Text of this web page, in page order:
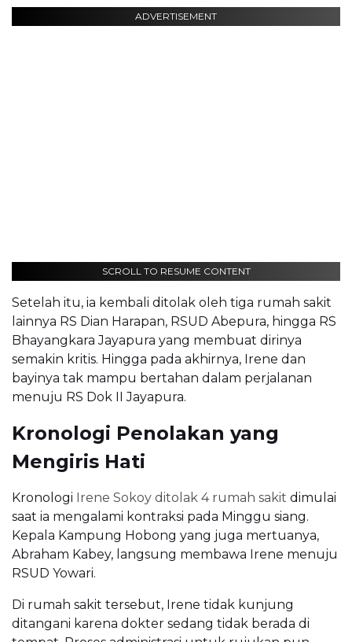
ADVERTISEMENT
SCROLL TO RESUME CONTENT
Setelah itu, ia kembali ditolak oleh tiga rumah sakit
lainnya RS Dian Harapan, RSUD Abepura, hingga RS
Bhayangkara Jayapura yang membuat dirinya
semakin kritis. Hingga pada akhirnya, Irene dan
bayinya tak mampu bertahan dalam perjalanan
menuju RS Dok II Jayapura.
Kronologi Penolakan yang
Mengiris Hati
Kronologi Irene Sokoy ditolak 4 rumah sakit dimulai
saat ia mengalami kontraksi pada Minggu siang.
Kepala Kampung Hobong yang juga mertuanya,
Abraham Kabey, langsung membawa Irene menuju
RSUD Yowari.
Di rumah sakit tersebut, Irene tidak kunjung
ditangani karena dokter sedang tidak berada di